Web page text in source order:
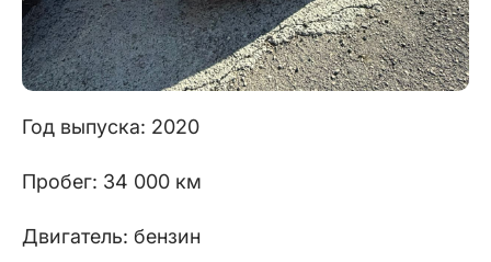
Год выпуска: 2020
Пробег: 34 000 км
Двигатель: бензин